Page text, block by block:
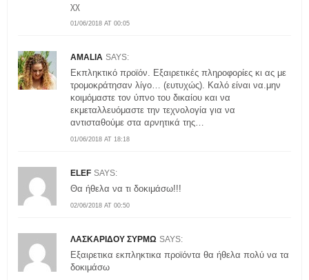
01/06/2018 AT 00:05
χχ
AMALIA SAYS:
01/06/2018 AT 18:18
Εκπληκτικό προϊόν. Εξαιρετικές πληροφορίες κι ας με
τρομοκράτησαν λίγο… (ευτυχώς). Καλό είναι να.μην
κοιμόμαστε τον ύπνο του δικαίου και να
εκμεταλλευόμαστε την τεχνολογία για να
αντισταθούμε στα αρνητικά της…
ELEF SAYS:
02/06/2018 AT 00:50
Θα ήθελα να τι δοκιμάσω!!!
ΛΑΣΚΑΡΙΔΟΥ ΣΥΡΜΩ SAYS:
Εξαιρετικα εκπληκτικα προϊόντα θα ήθελα πολύ να τα
δοκιμάσω